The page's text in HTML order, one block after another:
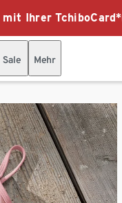
Ihrer TchiboCard*
Sale Mehr